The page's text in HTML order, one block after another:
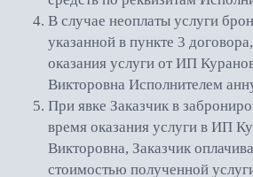
В случае неоплаты услуги
указанной в пункте 3
оказания услуги от ИП
Викторовна Исполнителем
При явке Заказчик в
время оказания услуги в ИП
Викторовна, Заказчик
стоимостью полученной